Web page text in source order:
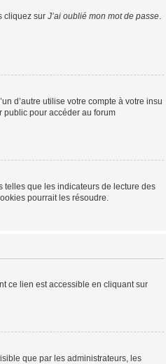
cliquez sur J’ai oublié mon mot de passe.
d’autre utilise votre compte à votre insu
public pour accéder au forum
telles que les indicateurs de lecture des
pourrait les résoudre.
ce lien est accessible en cliquant sur
que par les administrateurs, les